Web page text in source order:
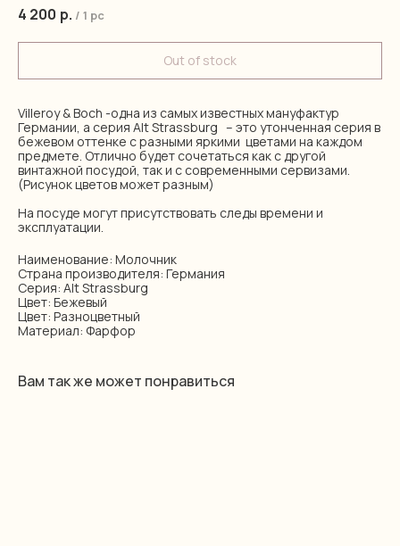
4 200 р. / 1 pc
Out of stock
Villeroy & Boch -одна из самых известных мануфактур
Германии, а серия Alt Strassburg – это утонченная серия в
бежевом оттенке с разными яркими цветами на каждом
предмете. Отлично будет сочетаться как с другой
винтажной посудой, так и с современными сервизами.
(Рисунок цветов может разным)
На посуде могут присутствовать следы времени и
эксплуатации.
Наименование: Молочник
Страна производителя: Германия
Серия: Alt Strassburg
Цвет: Бежевый
Цвет: Разноцветный
Материал: Фарфор
Вам так же может понравиться